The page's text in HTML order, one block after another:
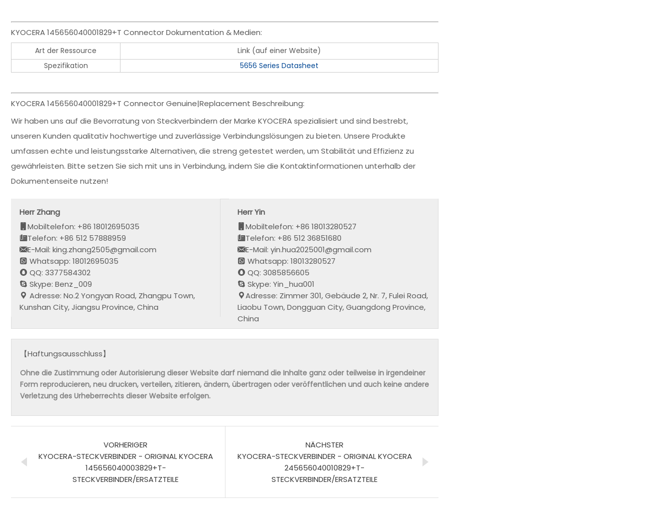
KYOCERA 145656040001829+T Connector Dokumentation & Medien:
Art der Ressource
Link (auf einer Website)
Spezifikation
5656 Series Datasheet
KYOCERA 145656040001829+T Connector Genuine|Replacement Beschreibung:
Wir haben uns auf die Bevorratung von Steckverbindern der Marke KYOCERA spezialisiert und sind bestrebt,
unseren Kunden qualitativ hochwertige und zuverlässige Verbindungslösungen zu bieten. Unsere Produkte
umfassen echte und leistungsstarke Alternativen, die streng getestet werden, um Stabilität und Effizienz zu
gewährleisten. Bitte setzen Sie sich mit uns in Verbindung, indem Sie die Kontaktinformationen unterhalb der
Dokumentenseite nutzen!
Herr Zhang
Mobiltelefon: +86 18012695035
Telefon: +86 512 57888959
E-Mail: king.zhang2505@gmail.com
Whatsapp: 18012695035
QQ: 3377584302
Skype: Benz_009
Adresse: No.2 Yongyan Road, Zhangpu Town,
Kunshan City, Jiangsu Province, China
Herr Yin
Mobiltelefon: +86 18013280527
Telefon: +86 512 36851680
E-Mail: yin.hua2025001@gmail.com
Whatsapp: 18013280527
QQ: 3085856605
Skype: Yin_hua001
Adresse: Zimmer 301, Gebäude 2, Nr. 7, Fulei Road,
Liaobu Town, Dongguan City, Guangdong Province,
China
【Haftungsausschluss】
Ohne die Zustimmung oder Autorisierung dieser Website darf niemand die Inhalte ganz oder teilweise in irgendeiner
Form reproducieren, neu drucken, verteilen, zitieren, ändern, übertragen oder veröffentlichen und auch keine andere
Verletzung des Urheberrechts dieser Website erfolgen.
VORHERIGER
KYOCERA-STECKVERBINDER - ORIGINAL KYOCERA
145656040003829+T-
STECKVERBINDER/ERSATZTEILE
NÄCHSTER
KYOCERA-STECKVERBINDER - ORIGINAL KYOCERA
245656040010829+T-
STECKVERBINDER/ERSATZTEILE